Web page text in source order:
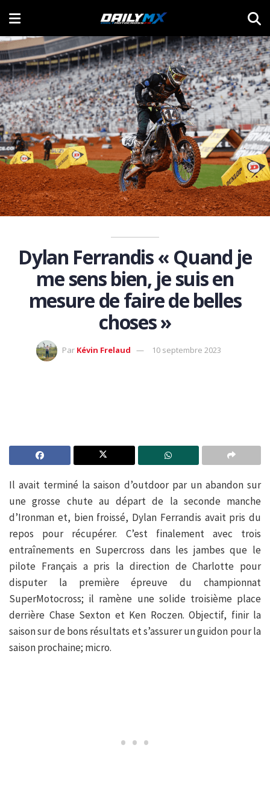
Dylan Ferrandis « Quand je
me sens bien, je suis en
mesure de faire de belles
choses »
Par Kévin Frelaud 10 septembre 2023
Il avait terminé la saison d’outdoor par un abandon sur
une grosse chute au départ de la seconde manche
d’Ironman et, bien froissé, Dylan Ferrandis avait pris du
repos pour récupérer. C’est finalement avec trois
entraînements en Supercross dans les jambes que le
pilote Français a pris la direction de Charlotte pour
disputer la première épreuve du championnat
SuperMotocross; il ramène une solide troisième place
derrière Chase Sexton et Ken Roczen. Objectif, finir la
saison sur de bons résultats et s’assurer un guidon pour la
saison prochaine; micro.